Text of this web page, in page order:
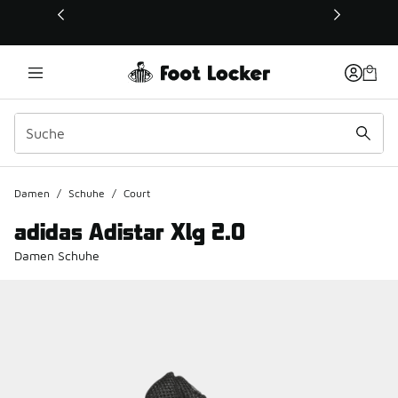
Dieser Link öffnet sich in einem neuen Fenster
Damen / Schuhe / Court
adidas Adistar Xlg 2.0
Damen Schuhe